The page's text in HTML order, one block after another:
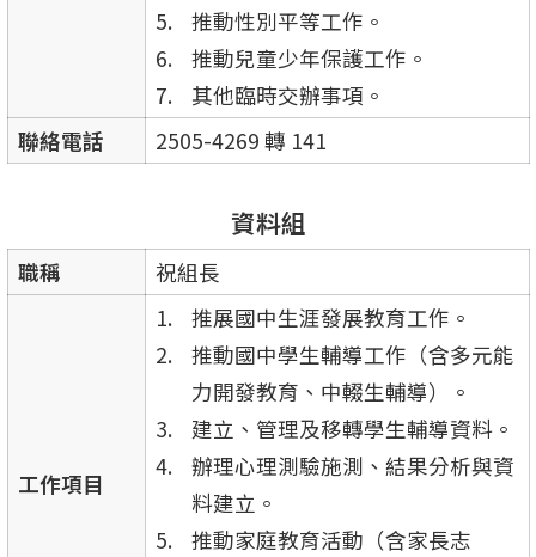
推動性別平等工作。
推動兒童少年保護工作。
其他臨時交辦事項。
聯絡電話
2505-4269 轉 141
資料組
職稱 祝組長
工作項目
推展國中生涯發展教育工作。
推動國中學生輔導工作（含多元能
力開發教育、中輟生輔導）。
建立、管理及移轉學生輔導資料。
辦理心理測驗施測、結果分析與資
料建立。
推動家庭教育活動（含家長志